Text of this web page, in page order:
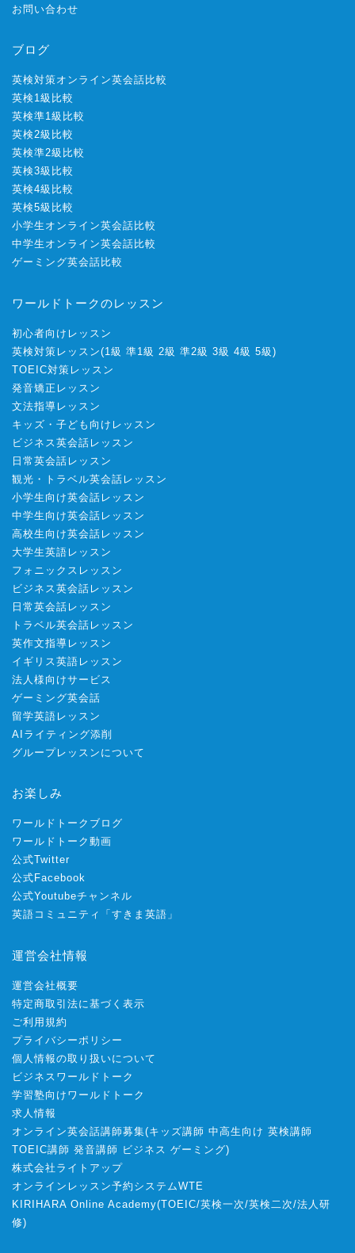
お問い合わせ
ブログ
英検対策オンライン英会話比較
英検1級比較
英検準1級比較
英検2級比較
英検準2級比較
英検3級比較
英検4級比較
英検5級比較
小学生オンライン英会話比較
中学生オンライン英会話比較
ゲーミング英会話比較
ワールドトークのレッスン
初心者向けレッスン
英検対策レッスン(1級 準1級 2級 準2級 3級 4級 5級 )
TOEIC対策レッスン
発音矯正レッスン
文法指導レッスン
キッズ・子ども向けレッスン
ビジネス英会話レッスン
日常英会話レッスン
観光・トラベル英会話レッスン
小学生向け英会話レッスン
中学生向け英会話レッスン
高校生向け英会話レッスン
大学生英語レッスン
フォニックスレッスン
ビジネス英会話レッスン
日常英会話レッスン
トラベル英会話レッスン
英作文指導レッスン
イギリス英語レッスン
法人様向けサービス
ゲーミング英会話
留学英語レッスン
AIライティング添削
グループレッスンについて
お楽しみ
ワールドトークブログ
ワールドトーク動画
公式Twitter
公式Facebook
公式Youtubeチャンネル
英語コミュニティ「すきま英語」
運営会社情報
運営会社概要
特定商取引法に基づく表示
ご利用規約
プライバシーポリシー
個人情報の取り扱いについて
ビジネスワールドトーク
学習塾向けワールドトーク
求人情報
オンライン英会話講師募集(キッズ講師 中高生向け 英検講師
TOEIC講師 発音講師 ビジネス ゲーミング)
株式会社ライトアップ
オンラインレッスン予約システムWTE
KIRIHARA Online Academy(TOEIC/英検一次/英検二次/法人研
修)